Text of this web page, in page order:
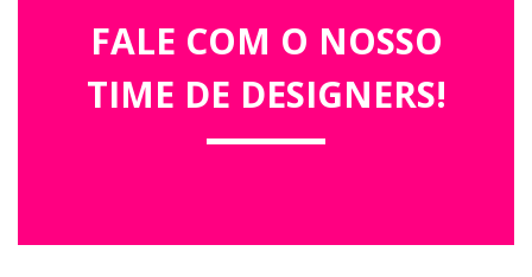
FALE COM O NOSSO
TIME DE DESIGNERS!